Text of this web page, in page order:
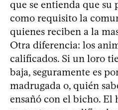
que se entienda que
como requisito la
quienes reciben a la
Otra diferencia: los
calificados. Si un loro
baja, seguramente es
madrugada o, quién
ensañó con el bicho. El